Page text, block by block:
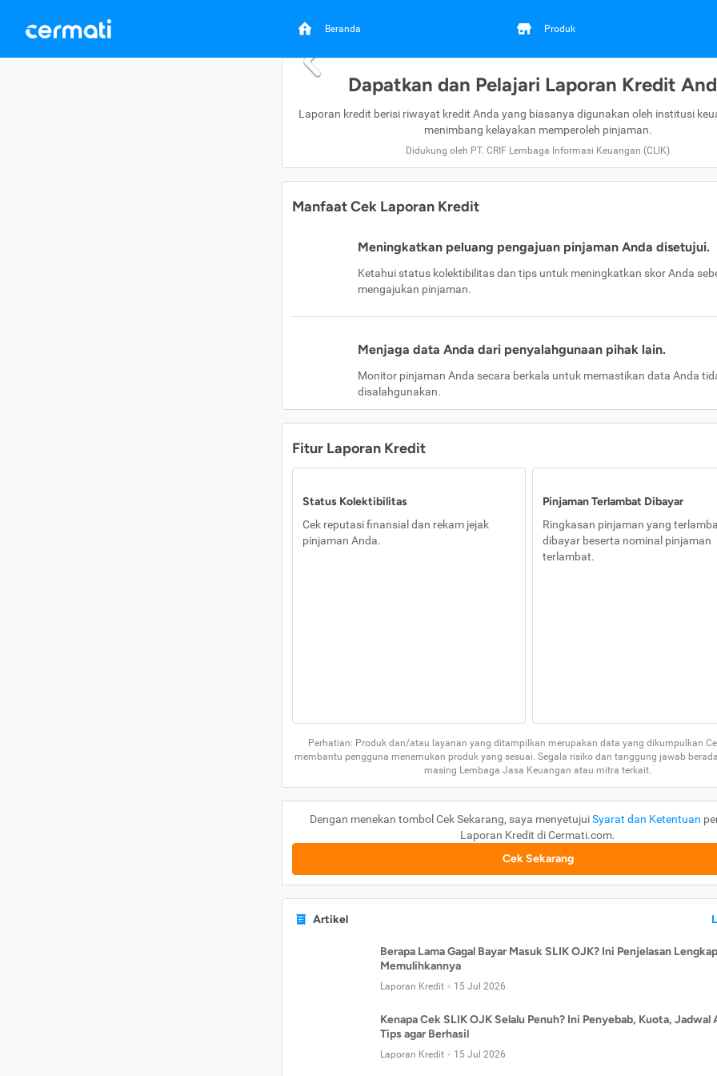
Beranda Produk
Dapatkan dan Pelajari Laporan Kredit
Laporan kredit berisi riwayat kredit Anda yang biasanya digunakan oleh institusi
menimbang kelayakan memperoleh pinjaman.
Didukung oleh PT. CRIF Lembaga Informasi Keuangan (CLIK)
Manfaat Cek Laporan Kredit
Meningkatkan peluang pengajuan pinjaman Anda disetujui.
Ketahui status kolektibilitas dan tips untuk meningkatkan skor Anda
mengajukan pinjaman.
Menjaga data Anda dari penyalahgunaan pihak lain.
Monitor pinjaman Anda secara berkala untuk memastikan data Anda
disalahgunakan.
Fitur Laporan Kredit
Status Kolektibilitas
Cek reputasi finansial dan rekam jejak
pinjaman Anda.
Pinjaman Terlambat Dibayar
Ringkasan pinjaman yang
dibayar beserta nominal pinjaman
terlambat.
Perhatian: Produk dan/atau layanan yang ditampilkan merupakan data yang dikumpulkan
membantu pengguna menemukan produk yang sesuai. Segala risiko dan tanggung jawab
masing Lembaga Jasa Keuangan atau mitra terkait.
Dengan menekan tombol Cek Sekarang, saya menyetujuiSyarat dan Ketentuan
Laporan Kredit di Cermati.com.
Cek Sekarang
Artikel
Berapa Lama Gagal Bayar Masuk SLIK OJK? Ini Penjelasan
Memulihkannya
Laporan Kredit 15 Jul 2026
Kenapa Cek SLIK OJK Selalu Penuh? Ini Penyebab, Kuota, Jadwal
Tips agar Berhasil
Laporan Kredit 15 Jul 2026